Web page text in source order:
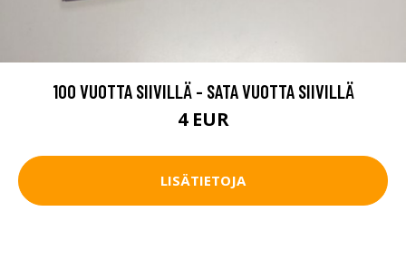
100 VUOTTA SIIVILLÄ - SATA VUOTTA SIIVILLÄ
4 EUR
LISÄTIETOJA